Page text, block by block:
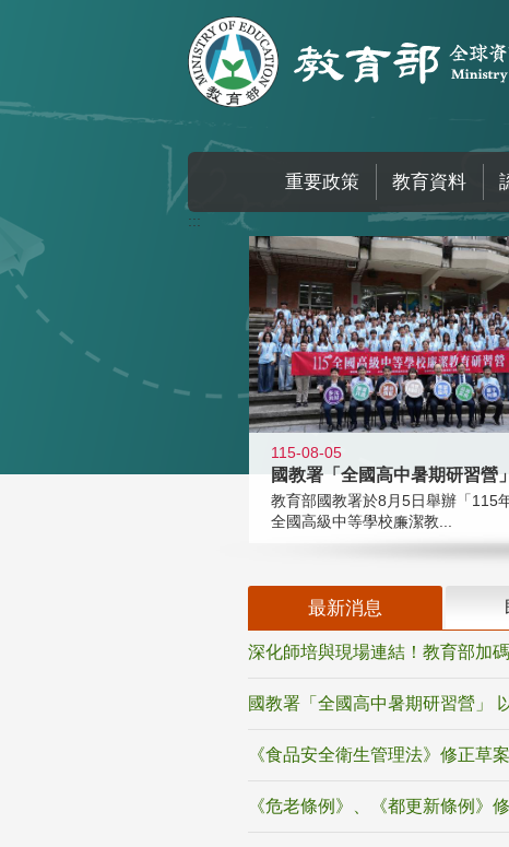
重要政策 教育資料
:::
115-08-05
教育部國教署於8月5日舉辦「115
全國高級中等學校廉潔教...
最新消息
深化師培與現場連結！教育部加
國教署「全國高中暑期研習營」
《食品安全衛生管理法》修正草案
《危老條例》、《都更新條例》